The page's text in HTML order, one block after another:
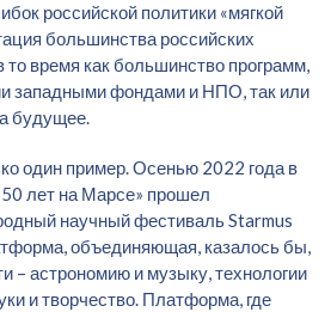
российской политики «мягкой
большинства российских
то время как большинство программ,
западными фондами и НПО, так или
будущее.
один пример. Осенью 2022 года в
лет на Марсе» прошел
научный фестиваль Starmus
объединяющая, казалось бы,
– астрономию и музыку, технологии
и творчество. Платформа, где